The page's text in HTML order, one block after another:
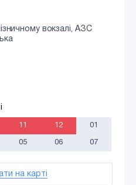
вокзалі, АЗС
11 12 01
05 06 07
на карті